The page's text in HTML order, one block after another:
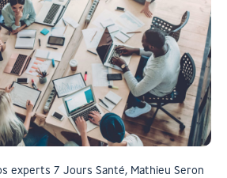
experts 7 Jours Santé, Mathieu Seron